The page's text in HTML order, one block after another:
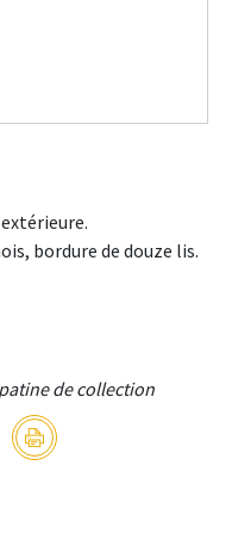
extérieure.
bordure de douze lis.
de collection